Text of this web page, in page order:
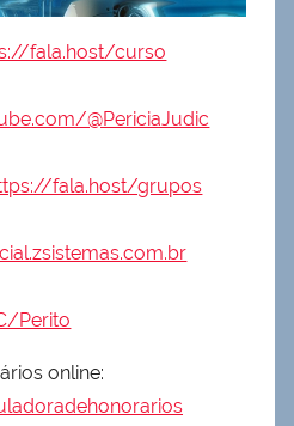
fala.host/curso
@PericiaJudic
fala.host/grupos
Perito
online: